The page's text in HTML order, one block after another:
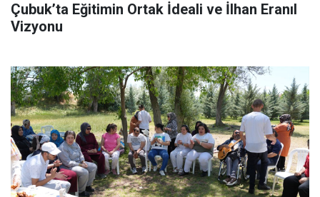
Çubuk’ta Eğitimin Ortak İdeali ve İlhan Eranıl
Vizyonu